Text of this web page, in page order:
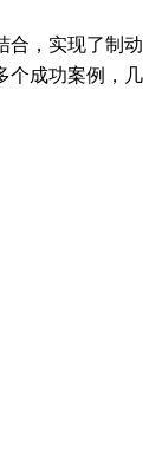
合，实现了制动
个成功案例，几